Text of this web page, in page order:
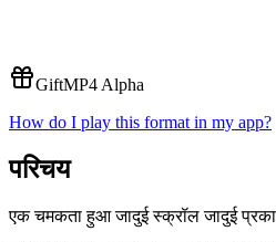
GiftMP4 Alpha
How do I play this format in my app?
परिचय
एक चमकता हुआ जादुई स्क्रॉल जादुई